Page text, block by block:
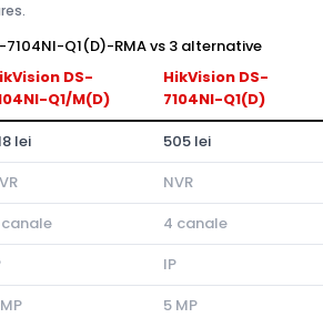
Q1(D)-RMA vs 3 alternative
DS-
Q1/M(D)
HikVision DS-
7104NI-Q1(D)
lei 505 lei
NVR
4 canale
IP
5 MP